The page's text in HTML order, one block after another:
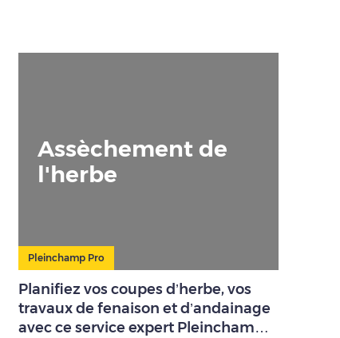
Assèchement de
l'herbe
Pleinchamp Pro
Planifiez vos coupes d’herbe, vos
travaux de fenaison et d’andainage
avec ce service expert Pleinchamp